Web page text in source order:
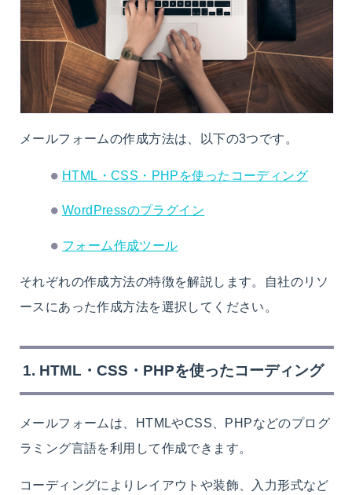
メールフォームの作成方法は、以下の3つです。
HTML・CSS・PHPを使ったコーディング
WordPressのプラグイン
フォーム作成ツール
それぞれの作成方法の特徴を解説します。自社のリソ
ースにあった作成方法を選択してください。
1. HTML・CSS・PHPを使ったコーディング
メールフォームは、HTMLやCSS、PHPなどのプログ
ラミング言語を利用して作成できます。
コーディングによりレイアウトや装飾、入力形式など